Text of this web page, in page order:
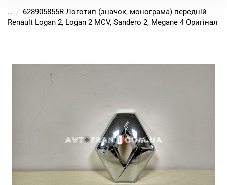
...
628905855R Логотип (значок, монограма) передній
Renault Logan 2, Logan 2 MCV, Sandero 2, Megane 4 Оригінал